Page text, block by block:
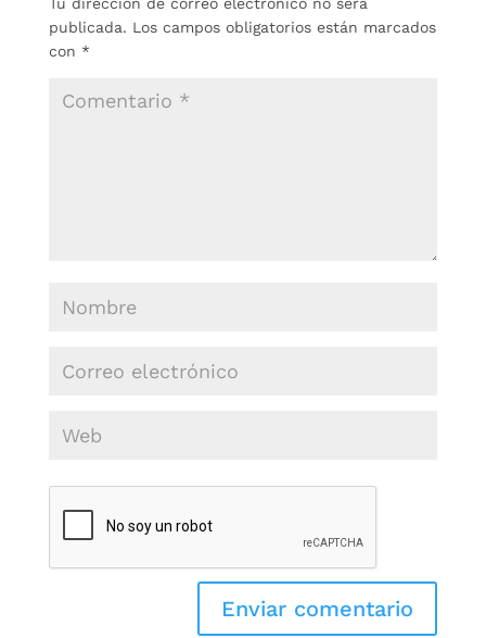
publicada. Los campos obligatorios están marcados
con *